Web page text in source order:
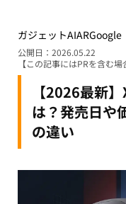
ガジェットAIARGoogle
【2026最新
は？発売日や
の違い
公開日：2026.05.22
【この記事にはPRを含む場